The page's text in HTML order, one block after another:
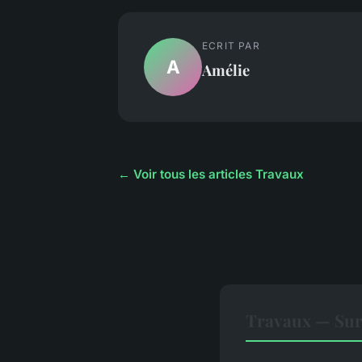
A
ECRIT PAR
Amélie
← Voir tous les articles Travaux